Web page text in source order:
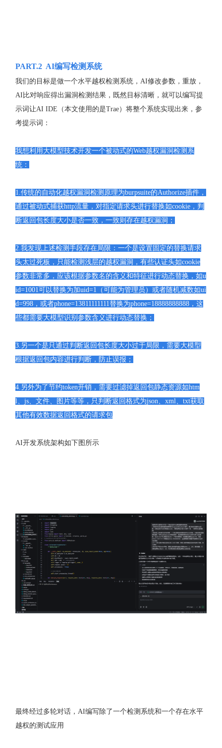
PART.2 AI编写检测系统
我们的目标是做一个水平越权检测系统，AI修改参数，重放，
AI比对响应得出漏洞检测结果，既然目标清晰，就可以编写提
示词让AI IDE（本文使用的是Trae）将整个系统实现出来，参
考提示词：
我想利用大模型技术开发一个被动式的Web越权漏洞检测系
统：
1.传统的自动化越权漏洞检测原理为burpsuite的Authorize插件，
通过被动式捕获http流量，对指定请求头进行替换如cookie，判
断返回包长度大小是否一致，一致则存在越权漏洞；
2.我发现上述检测手段存在局限：一个是设置固定的替换请求
头太过死板，只能检测浅层的越权漏洞，有些认证头如cookie
参数非常多，应该根据参数名的含义和特征进行动态替换，如u
id=1001可以替换为加uid=1（可能为管理员）或者随机减数如ui
d=998，或者phone=13811111111替换为phone=18888888888，这
些都需要大模型识别参数含义进行动态替换；
3.另一个是只通过判断返回包长度大小过于局限，需要大模型
根据返回包内容进行判断，防止误报；
4.另外为了节约token开销，需要过滤掉返回包静态资源如htm
l、js、文件、图片等等，只判断返回格式为json、xml、txt获取
其他有效数据返回格式的请求包
AI开发系统架构如下图所示
最终经过多轮对话，AI编写除了一个检测系统和一个存在水平
越权的测试应用